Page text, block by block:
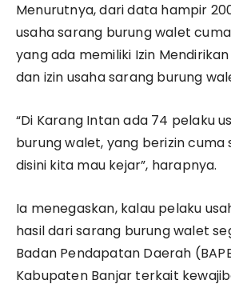
Menurutnya, dari data hampir
usaha sarang burung walet
yang ada memiliki Izin
dan izin usaha sarang burung
“Di Karang Intan ada 74 pelaku
burung walet, yang berizin cuma
disini kita mau kejar”, harapnya.
Ia menegaskan, kalau pelaku
hasil dari sarang burung walet
Badan Pendapatan Daerah
Kabupaten Banjar terkait